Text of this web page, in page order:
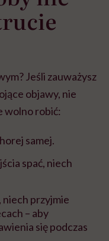
Jeśli zauważysz
objawy, nie
wolno robić:
samej.
spać, niech
niech przyjmie
– aby
się podczas